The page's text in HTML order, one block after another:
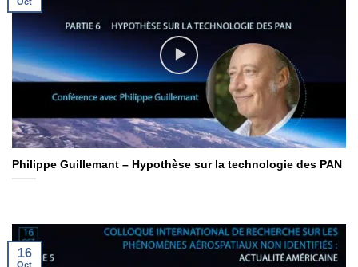
Philippe Guillemant – Hypothèse sur la technologie des PAN
16
Oct